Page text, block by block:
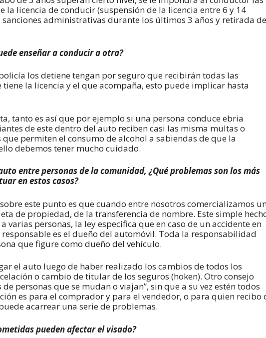
la licencia de conducir (suspensión de la licencia entre 6 y 14
administrativas durante los últimos 3 años y retirada de
enseñar a conducir a otra?
los detiene tengan por seguro que recibirán todas las
la licencia y el que acompaña, esto puede implicar hasta
tanto es así que por ejemplo si una persona conduce ebria
de este dentro del auto reciben casi las misma multas o
permiten el consumo de alcohol a sabiendas de que la
debemos tener mucho cuidado.
entre personas de la comunidad, ¿Qué problemas son los más
en estos casos?
este punto es que cuando entre nosotros comercializamos
de propiedad, de la transferencia de nombre. Este simple
varias personas, la ley especifica que en caso de un accidente en
es el dueño del automóvil. Toda la responsabilidad
que figure como dueño del vehículo.
el auto luego de haber realizado los cambios de todos los
o cambio de titular de los seguros (hoken). Otro consejo
personas que se mudan o viajan”, sin que a su vez estén todos
es para el comprador y para el vendedor, o para quien recibo
acarrear una serie de problemas.
pueden afectar el visado?